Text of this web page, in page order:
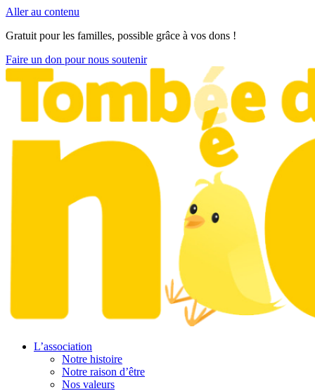
Aller au contenu
Gratuit pour les familles, possible grâce à vos dons !
Faire un don pour nous soutenir
L’association
Notre histoire
Notre raison d’être
Nos valeurs